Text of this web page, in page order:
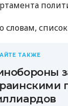
словам,
ТАКЖЕ